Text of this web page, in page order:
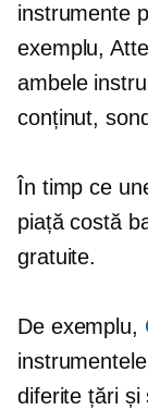
instrumente
exemplu,
ambele
conținut,
În timp ce
piață costă
gratuite.
De exemplu,
diferite țări și